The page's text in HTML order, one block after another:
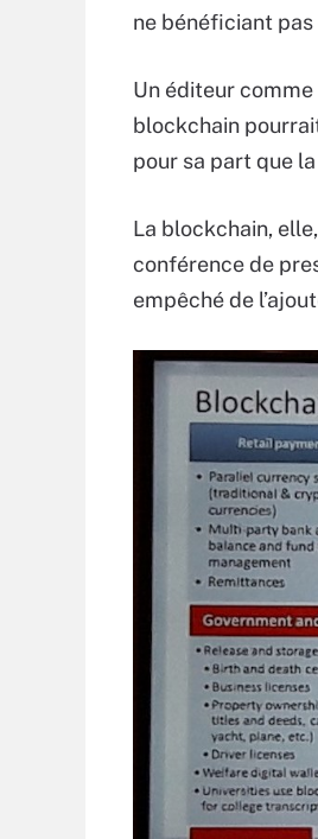
ne bénéficiant pas
Un éditeur
blockchain
pour sa part que
La blockchain,
conférence de
empêché de